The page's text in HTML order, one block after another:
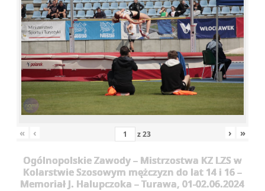
« ‹ z23 › »
Ogólnopolskie Zawody – Mistrzostwa KZ LZS w
Kolarstwie Szosowym mężczyzn do lat 14 i 16 –
Memoriał J. Halupczoka – Turawa, 01-02.06.2024